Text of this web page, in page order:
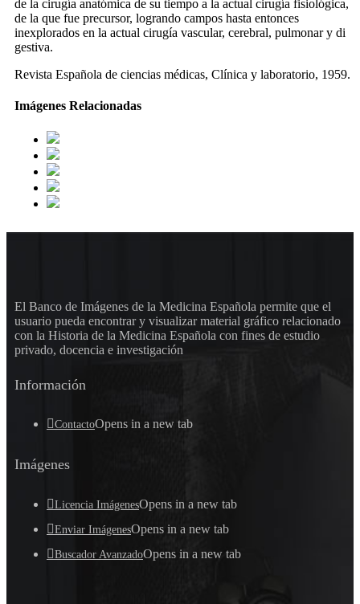
de la cirugía anatómica de su tiempo a la actual cirugía fisiológica,
de la que fue precursor, logrando campos hasta entonces
inexplorados en la actual cirugía vascular, cerebral, pulmonar y di
gestiva.
Revista Española de ciencias médicas, Clínica y laboratorio, 1959.
Imágenes Relacionadas
El Banco de Imágenes de la Medicina Española permite que el
usuario pueda encontrar y visualizar material gráfico relacionado
con la Historia de la Medicina Española con fines de estudio
privado, docencia e investigación
Información
ContactoOpens in a new tab
Imágenes
Licencia ImágenesOpens in a new tab
Enviar ImágenesOpens in a new tab
Buscador AvanzadoOpens in a new tab